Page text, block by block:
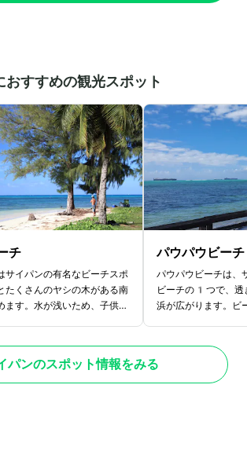
おすすめの観光スポット
チ
サイパンの有名なビーチスポ
たくさんのヤシの木がある南
ます。水が浅いため、子供連
なる景色を楽しめます。特
ど美しいと評判です。ホテル
ら徒歩5分で、何度も訪れ
パウパウビーチ
パウパウビーチは、
ビーチの1つで、透
浜が広がります。ビ
す。また、ビーチ
などの設備が整って
季にはビーチでバー
パンのスポット情報をみる